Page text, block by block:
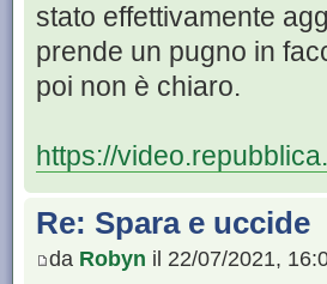
stato effettivamente
prende un pugno in
poi non è chiaro.
https://
Re: Spara e uccide
da Robyn il 22/07/2021,